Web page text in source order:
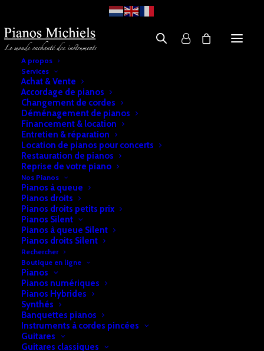
A propos
Services
Achat & Vente
Accordage de pianos
Changement de cordes
Déménagement de pianos
Financement & location
Entretien & réparation
Location de pianos pour concerts
Restauration de pianos
Reprise de votre piano
Nos Pianos
Pianos à queue
Pianos droits
Pianos droits petits prix
Pianos Silent
Pianos à queue Silent
Pianos droits Silent
Rechercher
Boutique en ligne
Pianos
Pianos numériques
Pianos Hybrides
Synthés
Banquettes pianos
Instruments à cordes pincées
Guitares
Guitares classiques